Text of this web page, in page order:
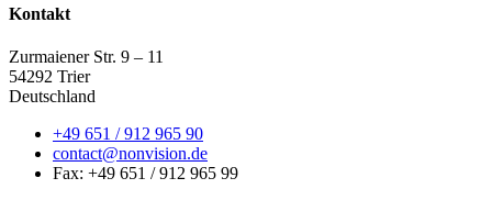
Kontakt
Zurmaiener Str. 9 – 11
54292 Trier
Deutschland
+49 651 / 912 965 90
contact@nonvision.de
Fax: +49 651 / 912 965 99